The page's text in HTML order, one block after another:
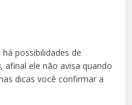
possibilidades de
, afinal ele não avisa quando
dicas você confirmar a